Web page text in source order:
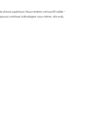
vitesse supérieure. Nous rendons votre profil visible –
continuer à développer vous-même : site web,